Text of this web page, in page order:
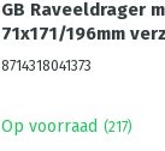
GB Raveeldrager
71x171/196mm
8714318041373
Op voorraad (217)